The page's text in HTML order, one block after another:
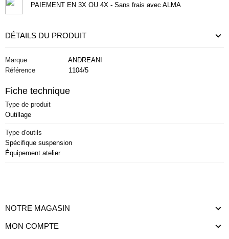
PAIEMENT EN 3X OU 4X - Sans frais avec ALMA
DÉTAILS DU PRODUIT
Marque
ANDREANI
Référence
1104/5
Fiche technique
Type de produit
Outillage
Type d'outils
Spécifique suspension
Équipement atelier
NOTRE MAGASIN
MON COMPTE